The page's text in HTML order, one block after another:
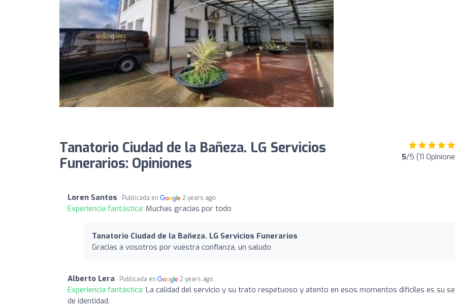
Tanatorio Ciudad de la Bañeza. LG Servicios
Funerarios: Opiniones
5/5 (11
Loren Santos Publicada en 2 years ago
Experiencia fantástica: Muchas gracias por todo
Tanatorio Ciudad de la Bañeza. LG Servicios Funerarios
Gracias a vosotros por vuestra confianza, un saludo
Alberto Lera Publicada en 2 years ago
Experiencia fantástica: La calidad del servicio y su trato respetuoso y atento en esos momentos difíciles es su
de identidad.